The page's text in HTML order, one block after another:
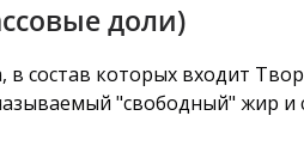
доли)
состав которых входит
"свободный" жир и